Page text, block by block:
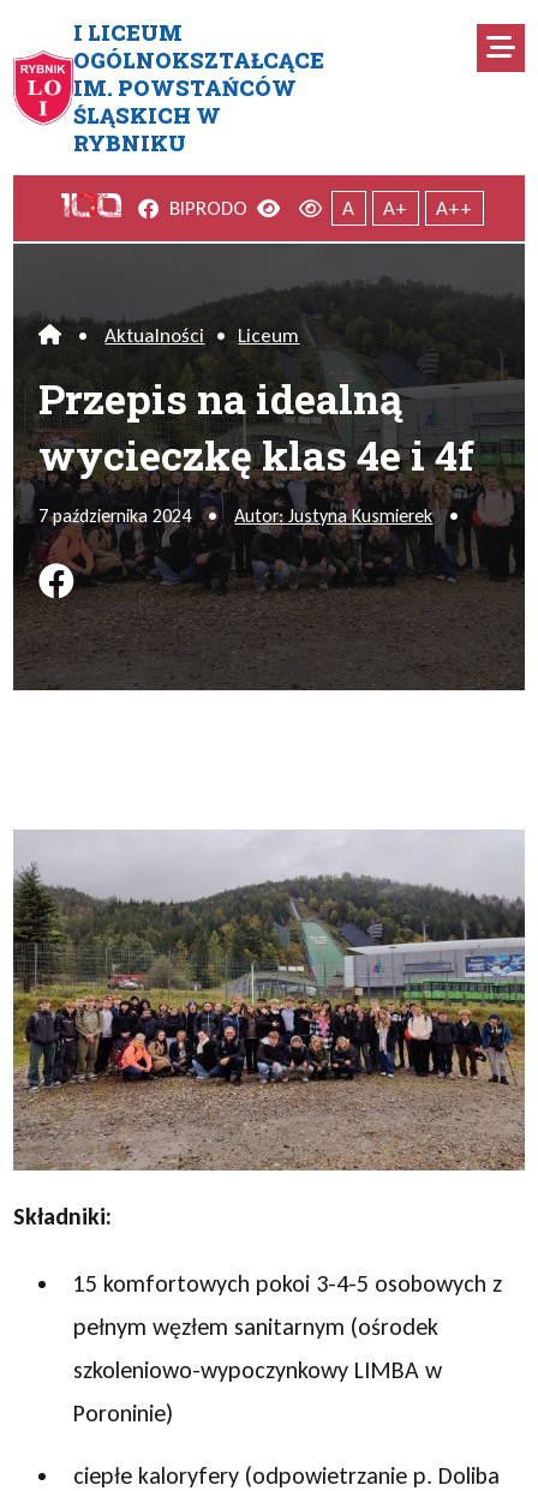
I LICEUM
OGÓLNOKSZTAŁCĄCE
IM. POWSTAŃCÓW
ŚLĄSKICH W
RYBNIKU
Przepis na idealną
Facebook
BIPRODO Wersja kontrastowa
Wersja domyślna
A A+ A++
Home
• Aktualności • Liceum
Przepis na idealną
wycieczkę klas 4e i 4f
7 października 2024 • Autor: Justyna Kusmierek •
Podziel się na FB
Składniki:
15 komfortowych pokoi 3-4-5 osobowych z
pełnym węzłem sanitarnym (ośrodek
szkoleniowo-wypoczynkowy LIMBA w
Poroninie)
ciepłe kaloryfery (odpowietrzanie p. Doliba